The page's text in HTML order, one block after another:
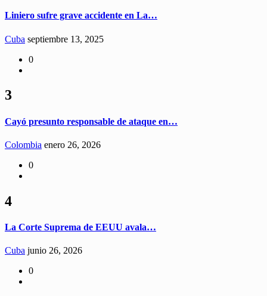
Liniero sufre grave accidente en La…
Cuba septiembre 13, 2025
0
3
Cayó presunto responsable de ataque en…
Colombia enero 26, 2026
0
4
La Corte Suprema de EEUU avala…
Cuba junio 26, 2026
0